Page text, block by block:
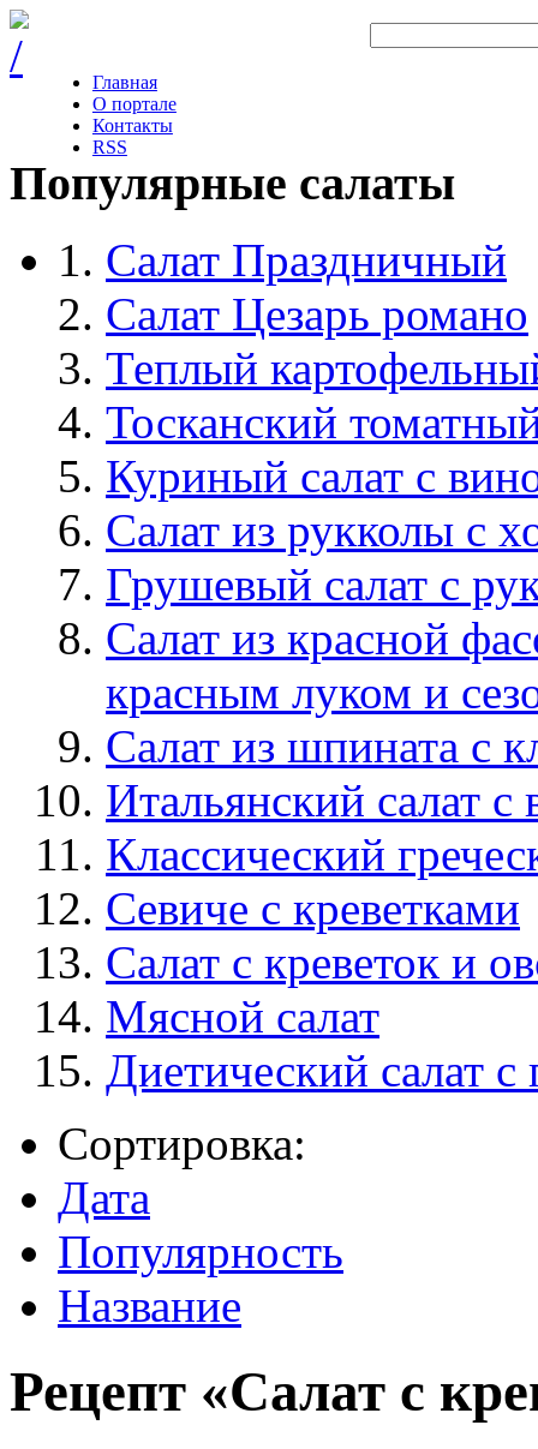
Главная
О портале
Контакты
RSS
Популярные салаты
Салат Праздничный
Салат Цезарь романо
Теплый
Тосканский
Куриный салат с
Салат из рукколы с
Грушевый салат с
Салат из красной
красным луком и
Салат из шпината с
Итальянский салат
Классический
Севиче с креветками
Салат c креветок и
Мясной салат
Диетический салат
Сортировка:
Дата
Популярность
Название
Рецепт «Салат c